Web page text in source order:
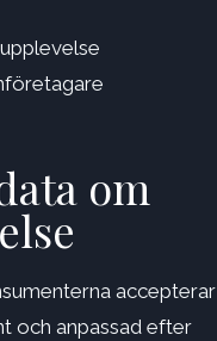
om
accepterar
och anpassad efter